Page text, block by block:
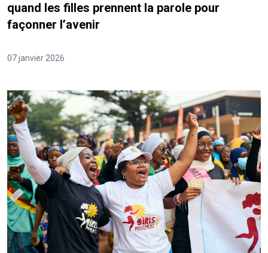
quand les filles prennent la parole pour
façonner l’avenir
07 janvier 2026